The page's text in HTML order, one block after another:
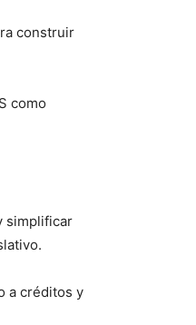
construir
como
simplificar
a créditos y